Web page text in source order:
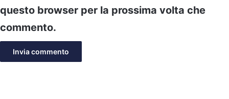
questo browser per la prossima volta che
commento.